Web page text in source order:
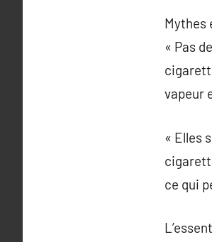
Mythes
« Pas
vapeur
« Elles
ce qui